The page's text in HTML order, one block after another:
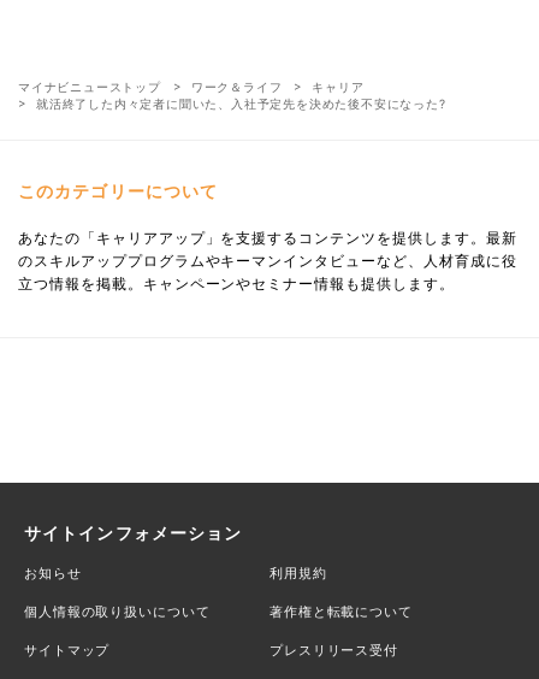
マイナビニューストップ ワーク＆ライフ
キャリア
就活終了した内々定者に聞いた、入社予定先を決めた後不安になった?
このカテゴリーについて
あなたの「キャリアアップ」を支援するコンテンツを提供します。最新
のスキルアッププログラムやキーマンインタビューなど、人材育成に役
立つ情報を掲載。キャンペーンやセミナー情報も提供します。
サイトインフォメーション
お知らせ 利用規約
個人情報の取り扱いについて 著作権と転載について
サイトマップ プレスリリース受付